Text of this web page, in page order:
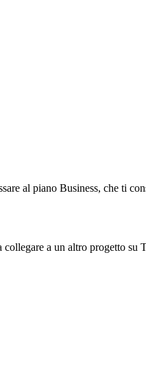
al piano Business, che ti
a un altro progetto su